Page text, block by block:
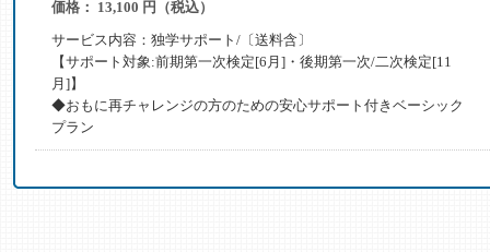
価格： 13,100 円（税込）
サービス内容：独学サポート/〔送料含〕
【サポート対象:前期第一次検定[6月]・後期第一次/二次検定[11
月]】
◆おもに再チャレンジの方のための安心サポート付きベーシック
プラン